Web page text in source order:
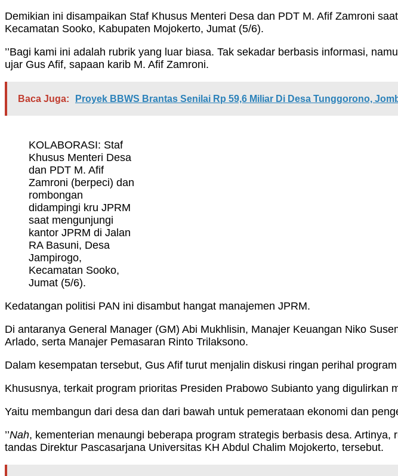
Demikian ini disampaikan Staf Khusus Menteri Desa dan PDT M. Afif Zamroni
Kecamatan Sooko, Kabupaten Mojokerto, Jumat (5/6).
’’Bagi kami ini adalah rubrik yang luar biasa. Tak sekadar berbasis informasi,
ujar Gus Afif, sapaan karib M. Afif Zamroni.
Baca Juga: Proyek BBWS Brantas Senilai Rp 59,6 Miliar Di Desa Tunggorono,
KOLABORASI: Staf
Khusus Menteri Desa
dan PDT M. Afif
Zamroni (berpeci) dan
rombongan
didampingi kru JPRM
saat mengunjungi
kantor JPRM di Jalan
RA Basuni, Desa
Jampirogo,
Kecamatan Sooko,
Jumat (5/6).
Kedatangan politisi PAN ini disambut hangat manajemen JPRM.
Di antaranya General Manager (GM) Abi Mukhlisin, Manajer Keuangan Niko
Arlado, serta Manajer Pemasaran Rinto Trilaksono.
Dalam kesempatan tersebut, Gus Afif turut menjalin diskusi ringan perihal
Khususnya, terkait program prioritas Presiden Prabowo Subianto yang digulirkan
Yaitu membangun dari desa dan dari bawah untuk pemerataan ekonomi dan
’’Nah, kementerian menaungi beberapa program strategis berbasis desa. Artinya,
tandas Direktur Pascasarjana Universitas KH Abdul Chalim Mojokerto, tersebut.